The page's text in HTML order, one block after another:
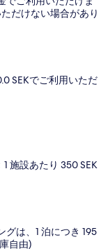
だけない場合があり
SEKでご利用いただ
施設あたり 350 SEK
は、1 泊につき 195
自由)